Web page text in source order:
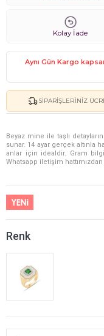
Kolay İade
Aynı Gün Kargo
SIPARIŞLERINIZ
Beyaz mine ile taşlı
sunar. 14 ayar gerçek altınla
anlar için idealdir. Gram
Whatsapp iletişim
Renk